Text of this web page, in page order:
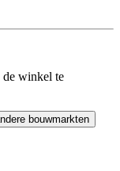
de winkel te
bouwmarkten